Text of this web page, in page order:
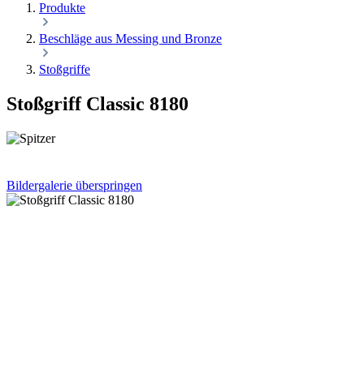
Produkte
Beschläge aus Messing und Bronze
Stoßgriffe
Stoßgriff Classic 8180
Bildergalerie überspringen